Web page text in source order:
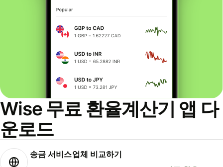
Wise 무료 환율계산기 앱 다
운로드
송금 서비스업체 비교하기